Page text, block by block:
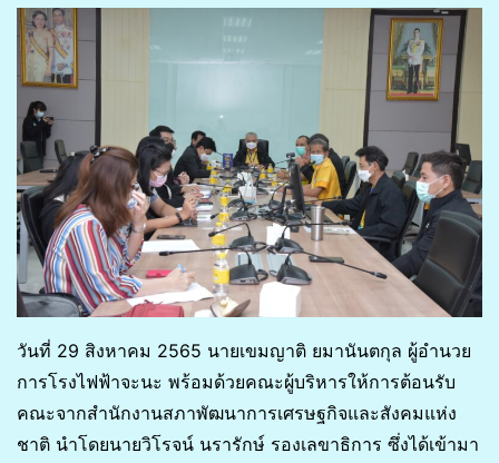
วันที่ 29 สิงหาคม 2565 นายเขมญาติ ยมานันตกุล ผู้อำนวย
การโรงไฟฟ้าจะนะ พร้อมด้วยคณะผู้บริหารให้การต้อนรับ
คณะจากสำนักงานสภาพัฒนาการเศรษฐกิจและสังคมแห่ง
ชาติ นำโดยนายวิโรจน์ นรารักษ์ รองเลขาธิการ ซึ่งได้เข้ามา